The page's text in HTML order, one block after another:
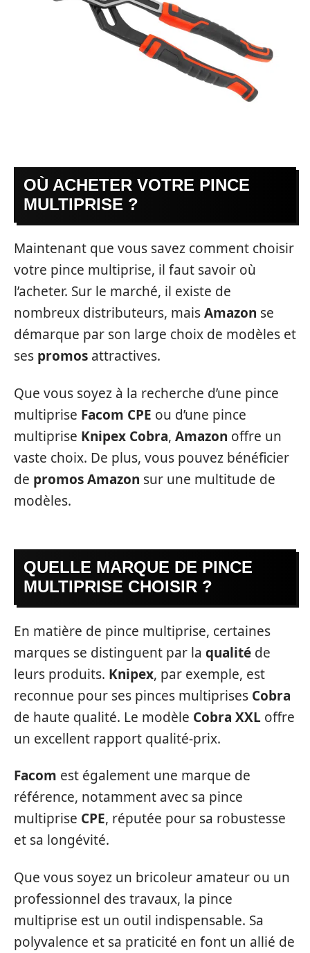
OÙ ACHETER VOTRE PINCE
MULTIPRISE ?
Maintenant que vous savez comment choisir
votre pince multiprise, il faut savoir où
l’acheter. Sur le marché, il existe de
nombreux distributeurs, maisAmazon se
démarque par son large choix de modèles et
ses promos attractives.
Que vous soyez à la recherche d’une pince
multiprise Facom CPE ou d’une pince
multiprise Knipex Cobra, Amazon offre un
vaste choix. De plus, vous pouvez bénéficier
de promos Amazon sur une multitude de
modèles.
QUELLE MARQUE DE PINCE
MULTIPRISE CHOISIR ?
En matière de pince multiprise, certaines
marques se distinguent par la qualité de
leurs produits. Knipex, par exemple, est
reconnue pour ses pinces multiprises Cobra
de haute qualité. Le modèle Cobra XXL offre
un excellent rapport qualité-prix.
Facom est également une marque de
référence, notamment avec sa pince
multiprise CPE, réputée pour sa robustesse
et sa longévité.
Que vous soyez un bricoleur amateur ou un
professionnel des travaux, la pince
multiprise est un outil indispensable. Sa
polyvalence et sa praticité en font un allié de